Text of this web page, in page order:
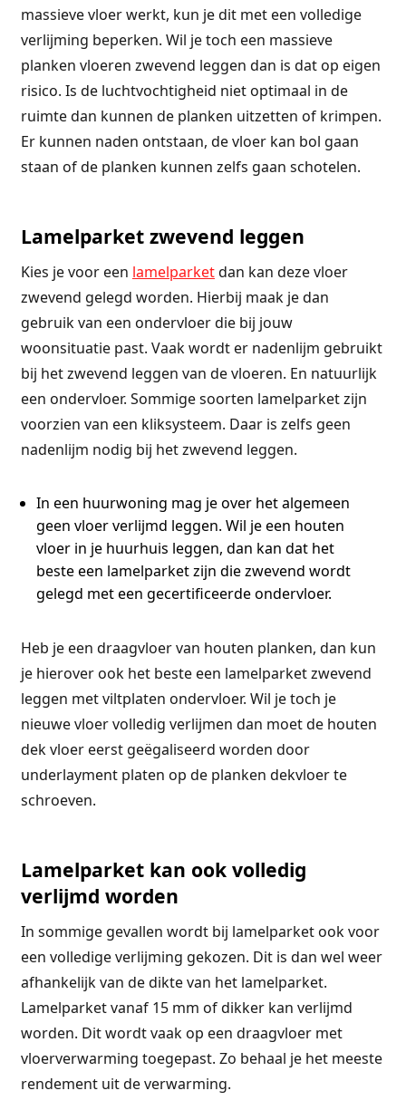
massieve vloer werkt, kun je dit met een volledige
verlijming beperken. Wil je toch een massieve
planken vloeren zwevend leggen dan is dat op eigen
risico. Is de luchtvochtigheid niet optimaal in de
ruimte dan kunnen de planken uitzetten of krimpen.
Er kunnen naden ontstaan, de vloer kan bol gaan
staan of de planken kunnen zelfs gaan schotelen.
Lamelparket zwevend leggen
Kies je voor een lamelparketdan kan deze vloer
zwevend gelegd worden. Hierbij maak je dan
gebruik van een ondervloer die bij jouw
woonsituatie past. Vaak wordt er nadenlijm gebruikt
bij het zwevend leggen van de vloeren. En natuurlijk
een ondervloer. Sommige soorten lamelparket zijn
voorzien van een kliksysteem. Daar is zelfs geen
nadenlijm nodig bij het zwevend leggen.
In een huurwoning mag je over het algemeen
geen vloer verlijmd leggen. Wil je een houten
vloer in je huurhuis leggen, dan kan dat het
beste een lamelparket zijn die zwevend wordt
gelegd met een gecertificeerde ondervloer.
Heb je een draagvloer van houten planken, dan kun
je hierover ook het beste een lamelparket zwevend
leggen met viltplaten ondervloer. Wil je toch je
nieuwe vloer volledig verlijmen dan moet de houten
dek vloer eerst geëgaliseerd worden door
underlayment platen op de planken dekvloer te
schroeven.
Lamelparket kan ook volledig
verlijmd worden
In sommige gevallen wordt bij lamelparket ook voor
een volledige verlijming gekozen. Dit is dan wel weer
afhankelijk van de dikte van het lamelparket.
Lamelparket vanaf 15 mm of dikker kan verlijmd
worden. Dit wordt vaak op een draagvloer met
vloerverwarming toegepast. Zo behaal je het meeste
rendement uit de verwarming.